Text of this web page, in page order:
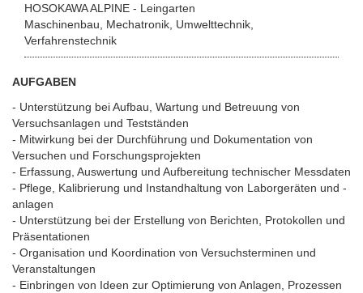
HOSOKAWA ALPINE - Leingarten
Maschinenbau, Mechatronik, Umwelttechnik,
Verfahrenstechnik
AUFGABEN
- Unterstützung bei Aufbau, Wartung und Betreuung von
Versuchsanlagen und Testständen
- Mitwirkung bei der Durchführung und Dokumentation von
Versuchen und Forschungsprojekten
- Erfassung, Auswertung und Aufbereitung technischer Messdaten
- Pflege, Kalibrierung und Instandhaltung von Laborgeräten und -
anlagen
- Unterstützung bei der Erstellung von Berichten, Protokollen und
Präsentationen
- Organisation und Koordination von Versuchsterminen und
Veranstaltungen
- Einbringen von Ideen zur Optimierung von Anlagen, Prozessen